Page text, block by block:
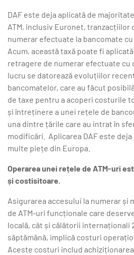
DAF este deja aplicată de
ATM, inclusiv Euronet, tranzacțiilor
numerar efectuate la bancomate
Acum, această taxă poate fi
retragere de numerar efectuate cu
lucru se datorează evoluțiilor
bancomatelor, care au făcut
de taxe pentru a acoperi costurile
și întreținere a unei rețele de
una dintre țările care au intrat în
modificări. Aplicarea DAF este
multe piețe din Europa.
Operarea unei rețele de ATM-uri
și costisitoare.
Asigurarea accesului la numerar și
de ATM-uri funcționale care
locală, cât și călătorii internaționali
săptămână, implică costuri
Aceste costuri includ